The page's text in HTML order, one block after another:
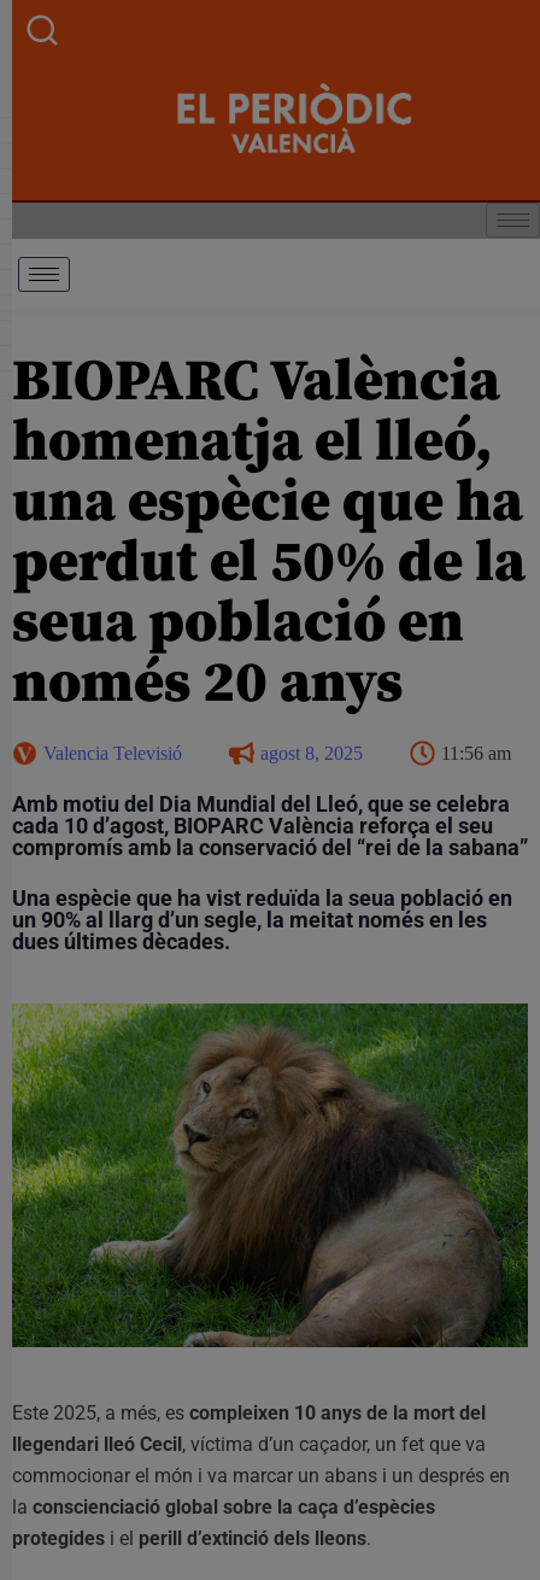
BIOPARC València
homenatja el lleó,
una espècie que ha
perdut el 50% de la
seua població en
només 20 anys
Valencia Televisió agost 8, 2025 11:56 am
Amb motiu del Dia Mundial del Lleó, que se celebra
cada 10 d’agost, BIOPARC València reforça el seu
compromís amb la conservació del “rei de la sabana”
Una espècie que ha vist reduïda la seua població en
un 90% al llarg d’un segle, la meitat només en les
dues últimes dècades.
Este 2025, a més, es compleixen 10 anys de la mort del
llegendari lleó Cecil, víctima d’un caçador, un fet que va
commocionar el món i va marcar un abans i un després en
la conscienciació global sobre la caça d’espècies
protegides i el perill d’extinció dels lleons.